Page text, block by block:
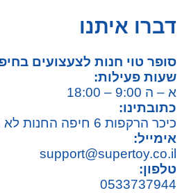
דברו איתנו
סופר טוי חנות לצעצועים
שעות פעילות:
א – ה 9:00 – 18:00
כתובתינו:
כיכר הרקפות 6 חיפה החנות לא מונגשת
אימייל:
support@supertoy.co.il
טלפון:
0533737944